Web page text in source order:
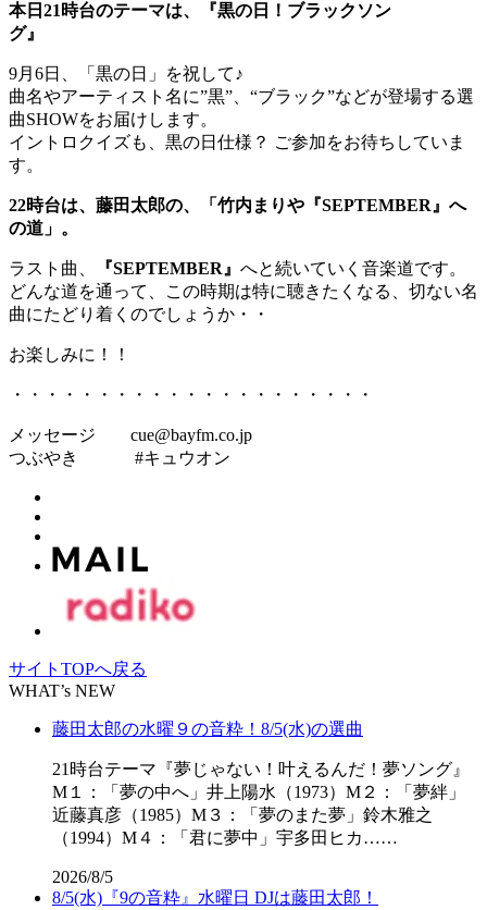
本日21時台のテーマは、『黒の日！ブラックソン
グ』
9月6日、「黒の日」を祝して♪
曲名やアーティスト名に”黒”、“ブラック”などが登場する選
曲SHOWをお届けします。
イントロクイズも、黒の日仕様？ ご参加をお待ちしていま
す。
22時台は、藤田太郎の、「竹内まりや『SEPTEMBER』へ
の道」。
ラスト曲、 『SEPTEMBER』 へと続いていく音楽道です。
どんな道を通って、この時期は特に聴きたくなる、切ない名
曲にたどり着くのでしょうか・・
お楽しみに！！
・・・・・・・・・・・・・・・・・・・・・
メッセージ cue@bayfm.co.jp
つぶやき #キュウオン
サイトTOPへ戻る
WHAT’s NEW
藤田太郎の水曜９の音粋！8/5(水)の選曲
21時台テーマ『夢じゃない！叶えるんだ！夢ソング』
M１：「夢の中へ」井上陽水（1973）M２：「夢絆」
近藤真彦（1985）M３：「夢のまた夢」鈴木雅之
（1994）M４：「君に夢中」宇多田ヒカ……
2026/8/5
8/5(水)『9の音粋』水曜日 DJは藤田太郎！